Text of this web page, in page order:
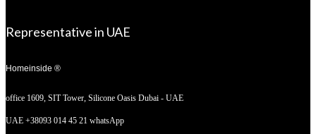
Representative in UAE
Homeinside ®
office 1609, SIT Tower, Silicone Oasis Dubai - UAE
UAE +38093 014 45 21 whatsApp